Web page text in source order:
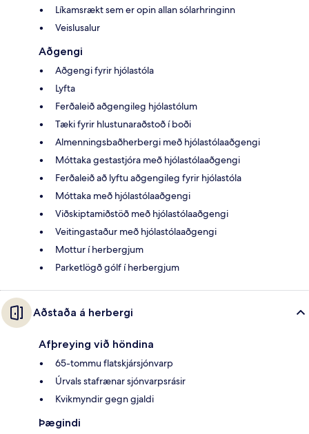
Líkamsrækt sem er opin allan sólarhringinn
Veislusalur
Aðgengi
Aðgengi fyrir hjólastóla
Lyfta
Ferðaleið aðgengileg hjólastólum
Tæki fyrir hlustunaraðstoð í boði
Almenningsbaðherbergi með hjólastólaaðgengi
Móttaka gestastjóra með hjólastólaaðgengi
Ferðaleið að lyftu aðgengileg fyrir hjólastóla
Móttaka með hjólastólaaðgengi
Viðskiptamiðstöð með hjólastólaaðgengi
Veitingastaður með hjólastólaaðgengi
Mottur í herbergjum
Parketlögð gólf í herbergjum
Aðstaða á herbergi
Afþreying við höndina
65-tommu flatskjársjónvarp
Úrvals stafrænar sjónvarpsrásir
Kvikmyndir gegn gjaldi
Þægindi